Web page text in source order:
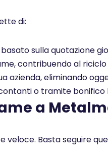
di:
sulla quotazione
contribuendo al
azienda, eliminando
o tramite bonifico
a
Basta seguire